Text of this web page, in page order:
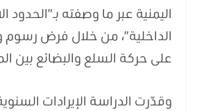
اليمنية عبر ما وصفته بـ”الحدود
الداخلية”، من خلال فرض رسوم
على حركة السلع والبضائع بين
وقدّرت الدراسة الإيرادات